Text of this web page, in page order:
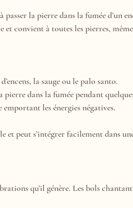
la pierre dans la fumée d’un
et convient à toutes les pierres,
la sauge ou le palo santo.
pierre dans la fumée pendant
emportant les énergies négatives.
et peut s’intégrer facilement dans
qu’il génère. Les bols